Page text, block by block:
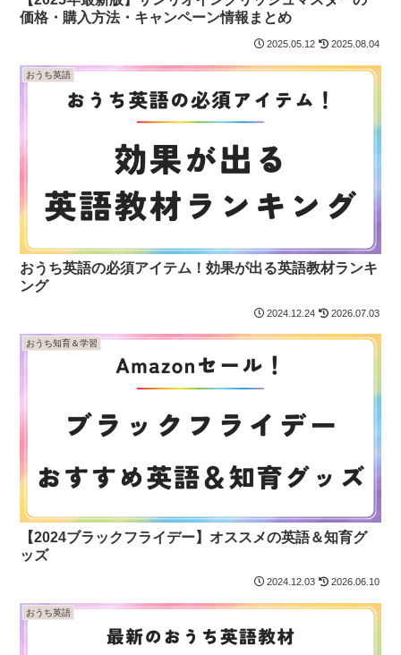
価格・購入方法・キャンペーン情報まとめ
2025.05.12 2025.08.04
おうち英語
おうち英語の必須アイテム！効果が出る英語教材ランキ
ング
2024.12.24 2026.07.03
おうち知育＆学習
【2024ブラックフライデー】オススメの英語＆知育グ
ッズ
2024.12.03 2026.06.10
おうち英語